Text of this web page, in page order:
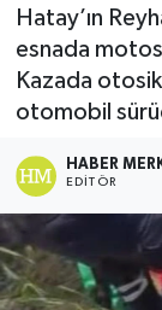
Hatay’ın
esnada
Kazada
otomobil
HABER
EDITÖR
Spor
Magazin
Medya
Sağlık
Son
Haber